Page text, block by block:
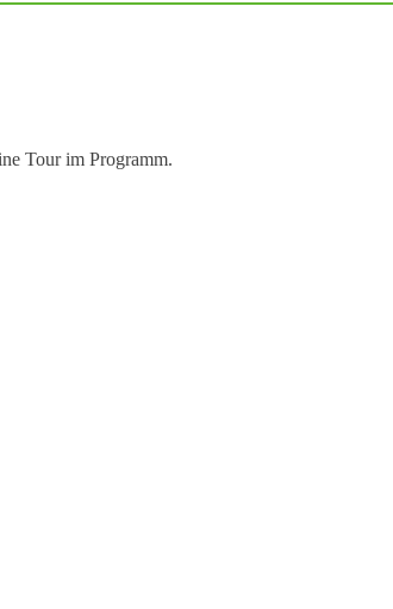
Tour im Programm.